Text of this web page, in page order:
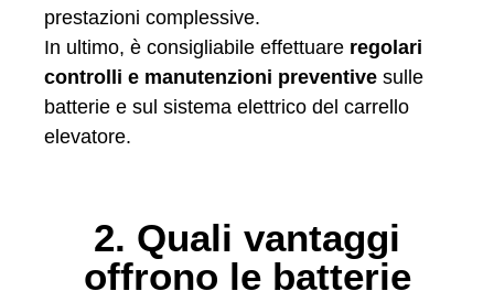
prestazioni complessive.
In ultimo, è consigliabile effettuare regolari
controlli e manutenzioni preventive sulle
batterie e sul sistema elettrico del carrello
elevatore.
2. Quali vantaggi
offrono le batterie